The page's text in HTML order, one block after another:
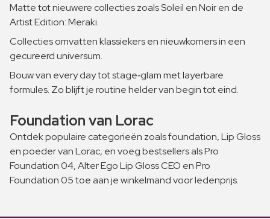
Matte tot nieuwere collecties zoals Soleil en Noir en de
Artist Edition: Meraki.
Collecties omvatten klassiekers en nieuwkomers in een
gecureerd universum.
Bouw van every day tot stage‑glam met layerbare
formules. Zo blijft je routine helder van begin tot eind.
Foundation van Lorac
Ontdek populaire categorieën zoals foundation, Lip Gloss
en poeder van Lorac, en voeg bestsellers als Pro
Foundation 04, Alter Ego Lip Gloss CEO en Pro
Foundation 05 toe aan je winkelmand voor ledenprijs.